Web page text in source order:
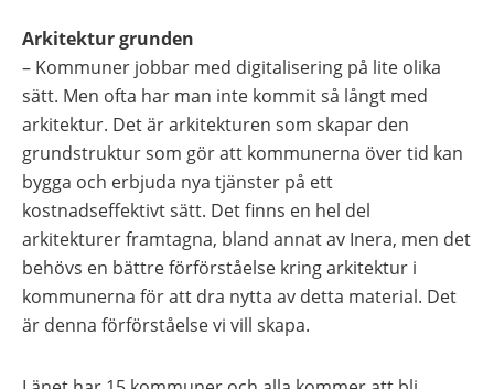
Arkitektur grunden
– Kommuner jobbar med digitalisering på lite olika
sätt. Men ofta har man inte kommit så långt med
arkitektur. Det är arkitekturen som skapar den
grundstruktur som gör att kommunerna över tid kan
bygga och erbjuda nya tjänster på ett
kostnadseffektivt sätt. Det finns en hel del
arkitekturer framtagna, bland annat av Inera, men det
behövs en bättre förförståelse kring arkitektur i
kommunerna för att dra nytta av detta material. Det
är denna förförståelse vi vill skapa.